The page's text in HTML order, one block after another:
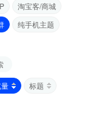
淘宝客/商城
纯手机主题
标题